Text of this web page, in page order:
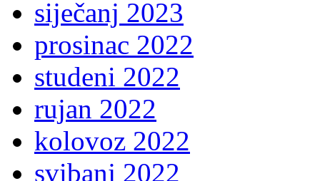
siječanj 2023
prosinac 2022
studeni 2022
rujan 2022
kolovoz 2022
svibanj 2022